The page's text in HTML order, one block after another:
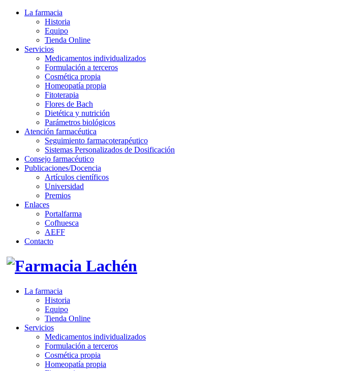
La farmacia
Historia
Equipo
Tienda Online
Servicios
Medicamentos individualizados
Formulación a terceros
Cosmética propia
Homeopatía propia
Fitoterapia
Flores de Bach
Dietética y nutrición
Parámetros biológicos
Atención farmacéutica
Seguimiento farmacoterapéutico
Sistemas Personalizados de Dosificación
Consejo farmacéutico
Publicaciones/Docencia
Artículos científicos
Universidad
Premios
Enlaces
Portalfarma
Cofhuesca
AEFF
Contacto
La farmacia
Historia
Equipo
Tienda Online
Servicios
Medicamentos individualizados
Formulación a terceros
Cosmética propia
Homeopatía propia